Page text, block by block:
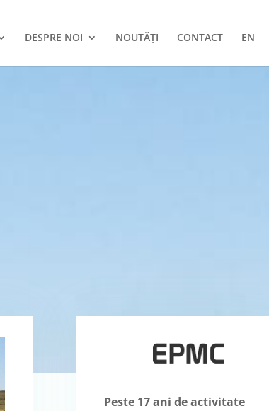
DESPRE NOI NOUTĂȚI CONTACT EN
Peste 17 ani de activitate